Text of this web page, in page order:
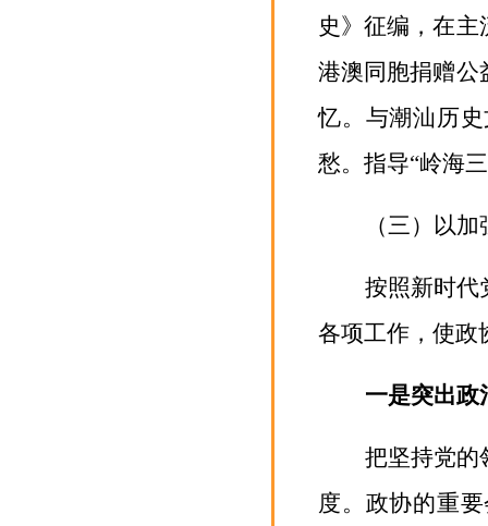
史》征编，在
港澳同胞捐赠公
忆。与潮汕历
愁。指导“岭海
（三）以
按照新时代
各项工作，使政
一是突出政
把坚持党的
度。政协的重